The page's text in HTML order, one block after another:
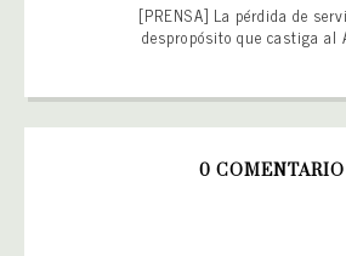
[PRENSA] La pérdida de
despropósito que castiga al
0 COMENTARIO